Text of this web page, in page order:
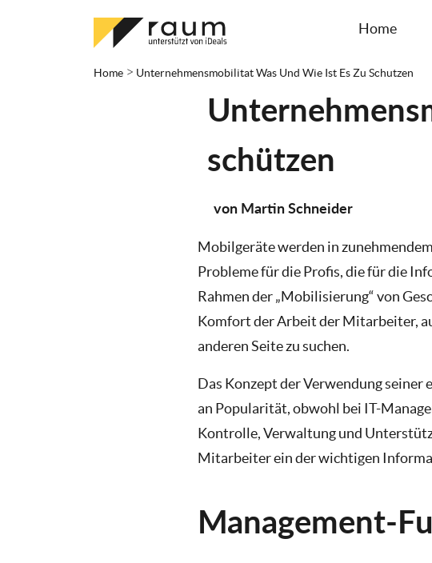
Home
Home > Unternehmensmobilitat Was Und Wie Ist Es Zu Schutzen
schützen
von Martin Schneider
Mobilgeräte werden in
Probleme für die Profis, die für die
Rahmen der „Mobilisierung“ von
Komfort der Arbeit der Mitarbeiter,
anderen Seite zu suchen.
Das Konzept der Verwendung
an Popularität, obwohl bei IT-
Kontrolle, Verwaltung und
Mitarbeiter ein der wichtigen
Management-